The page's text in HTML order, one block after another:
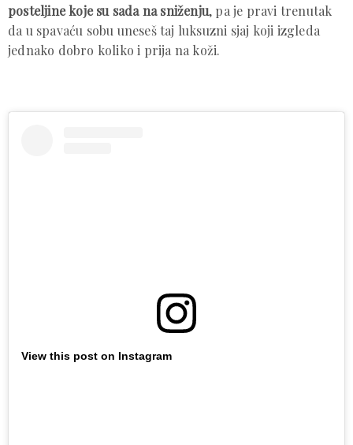
posteljine koje su sada na sniženju, pa je pravi trenutak
da u spavaću sobu uneseš taj luksuzni sjaj koji izgleda
jednako dobro koliko i prija na koži.
View this post on Instagram